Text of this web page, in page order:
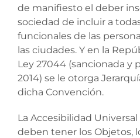
de manifiesto el deber
sociedad de incluir a
funcionales de las
las ciudades. Y en la
Ley 27044 (sancionada y
2014) se le otorga
dicha Convención.
La Accesibilidad
deben tener los Objetos,